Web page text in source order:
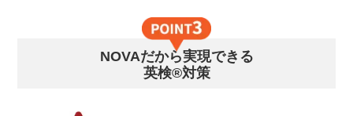
NOVAだから実現できる
英検®対策